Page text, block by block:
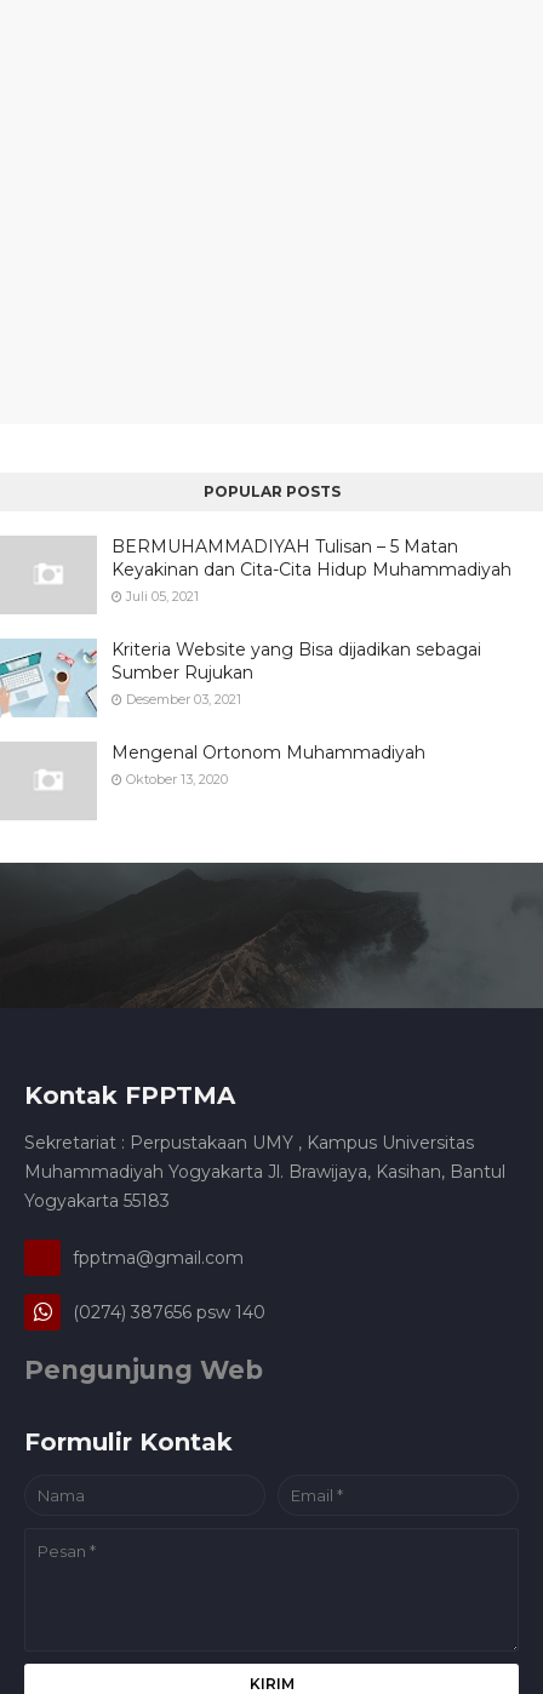
POPULAR POSTS
BERMUHAMMADIYAH Tulisan – 5 Matan
Keyakinan dan Cita-Cita Hidup Muhammadiyah
Juli 05, 2021
Kriteria Website yang Bisa dijadikan sebagai
Sumber Rujukan
Desember 03, 2021
Mengenal Ortonom Muhammadiyah
Oktober 13, 2020
Kontak FPPTMA
Sekretariat : Perpustakaan UMY , Kampus Universitas
Muhammadiyah Yogyakarta Jl. Brawijaya, Kasihan, Bantul
Yogyakarta 55183
fpptma@gmail.com
(0274) 387656 psw 140
Pengunjung Web
Formulir Kontak